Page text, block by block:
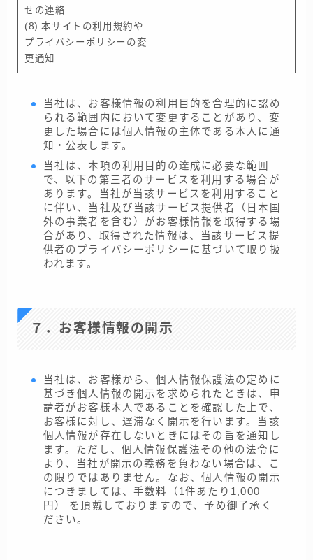
せの連絡
(8) 本サイトの利用規約や
プライバシーポリシーの変
更通知
当社は、お客様情報の利用目的を合理的に認め
られる範囲内において変更することがあり、変
更した場合には個人情報の主体である本人に通
知・公表します。
当社は、本項の利用目的の達成に必要な範囲
で、以下の第三者のサービスを利用する場合が
あります。当社が当該サービスを利用すること
に伴い、当社及び当該サービス提供者（日本国
外の事業者を含む）がお客様情報を取得する場
合があり、取得された情報は、当該サービス提
供者のプライバシーポリシーに基づいて取り扱
われます。
７．お客様情報の開示
当社は、お客様から、個人情報保護法の定めに
基づき個人情報の開示を求められたときは、申
請者がお客様本人であることを確認した上で、
お客様に対し、遅滞なく開示を行います。当該
個人情報が存在しないときにはその旨を通知し
ます。ただし、個人情報保護法その他の法令に
より、当社が開示の義務を負わない場合は、こ
の限りではありません。なお、個人情報の開示
につきましては、手数料（1件あたり1,000
円） を頂戴しておりますので、予め御了承く
ださい。